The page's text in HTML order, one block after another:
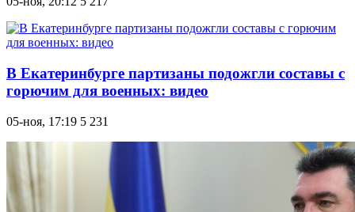
В Екатеринбурге партизаны подожгли составы с
горючим для военных: видео
05-ноя, 17:19 5 231